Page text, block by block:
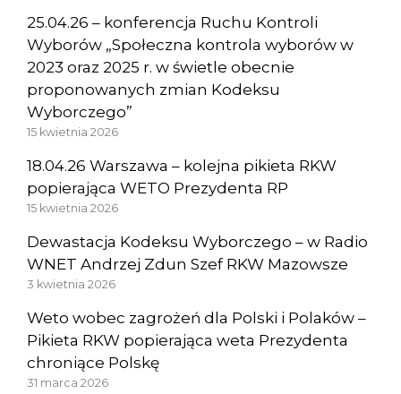
25.04.26 – konferencja Ruchu Kontroli
Wyborów „Społeczna kontrola wyborów w
2023 oraz 2025 r. w świetle obecnie
proponowanych zmian Kodeksu
Wyborczego”
15 kwietnia 2026
18.04.26 Warszawa – kolejna pikieta RKW
popierająca WETO Prezydenta RP
15 kwietnia 2026
Dewastacja Kodeksu Wyborczego – w Radio
WNET Andrzej Zdun Szef RKW Mazowsze
3 kwietnia 2026
Weto wobec zagrożeń dla Polski i Polaków –
Pikieta RKW popierająca weta Prezydenta
chroniące Polskę
31 marca 2026